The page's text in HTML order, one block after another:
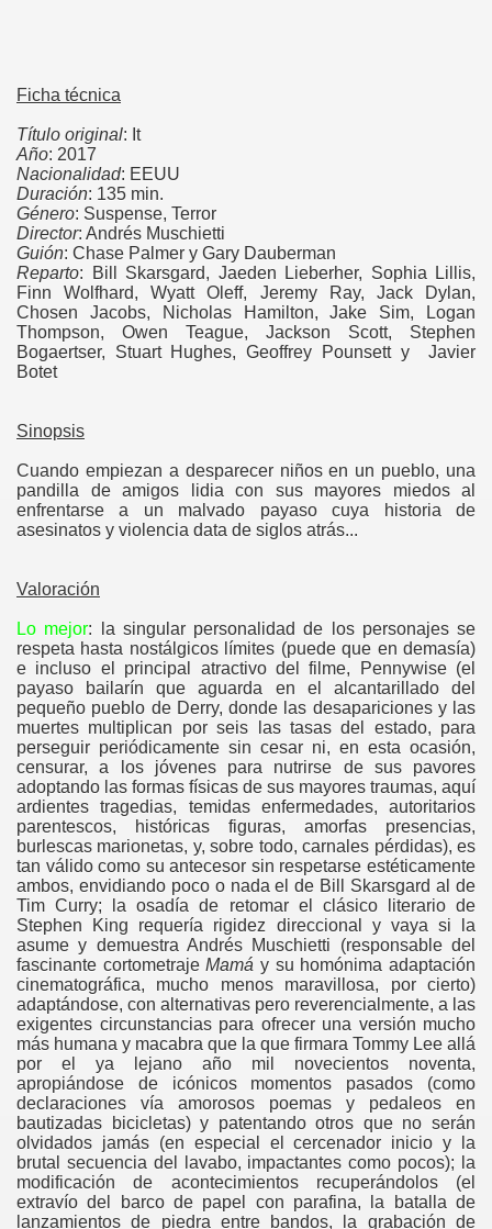
Ficha técnica
Título original: It
Año: 2017
Nacionalidad: EEUU
Duración: 135 min.
Género: Suspense, Terror
Director: Andrés Muschietti
Guión: Chase Palmer y Gary Dauberman
Reparto: Bill Skarsgard, Jaeden Lieberher, Sophia Lillis,
Finn Wolfhard, Wyatt Oleff, Jeremy Ray, Jack Dylan,
Chosen Jacobs, Nicholas Hamilton, Jake Sim, Logan
Thompson, Owen Teague, Jackson Scott, Stephen
Bogaertser, Stuart Hughes, Geoffrey Pounsett y Javier
Botet
Sinopsis
Cuando empiezan a desparecer niños en un pueblo, una
pandilla de amigos lidia con sus mayores miedos al
enfrentarse a un malvado payaso cuya historia de
asesinatos y violencia data de siglos atrás...
Valoración
Lo mejor: la singular personalidad de los personajes se
respeta hasta nostálgicos límites (puede que en demasía)
e incluso el principal atractivo del filme, Pennywise (el
payaso bailarín que aguarda en el alcantarillado del
pequeño pueblo de Derry, donde las desapariciones y las
muertes multiplican por seis las tasas del estado, para
perseguir periódicamente sin cesar ni, en esta ocasión,
censurar, a los jóvenes para nutrirse de sus pavores
adoptando las formas físicas de sus mayores traumas, aquí
ardientes tragedias, temidas enfermedades, autoritarios
parentescos, históricas figuras, amorfas presencias,
burlescas marionetas, y, sobre todo, carnales pérdidas), es
tan válido como su antecesor sin respetarse estéticamente
ambos, envidiando poco o nada el de Bill Skarsgard al de
Tim Curry; la osadía de retomar el clásico literario de
Stephen King requería rigidez direccional y vaya si la
asume y demuestra Andrés Muschietti (responsable del
fascinante cortometrajeMamáy su homónima adaptación
cinematográfica, mucho menos maravillosa, por cierto)
adaptándose, con alternativas pero reverencialmente, a las
exigentes circunstancias para ofrecer una versión mucho
más humana y macabra que la que firmara Tommy Lee allá
por el ya lejano año mil novecientos noventa,
apropiándose de icónicos momentos pasados (como
declaraciones vía amorosos poemas y pedaleos en
bautizadas bicicletas) y patentando otros que no serán
olvidados jamás (en especial el cercenador inicio y la
brutal secuencia del lavabo, impactantes como pocos); la
modificación de acontecimientos recuperándolos (el
extravío del barco de papel con parafina, la batalla de
lanzamientos de piedra entre bandos, la grabación de